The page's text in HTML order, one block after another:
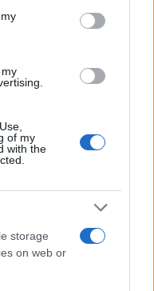
of my
with the
storage
on web or
φοιτητών: Θέσεις
που «γεννά»
για τους «κόφτες»
- 08:46